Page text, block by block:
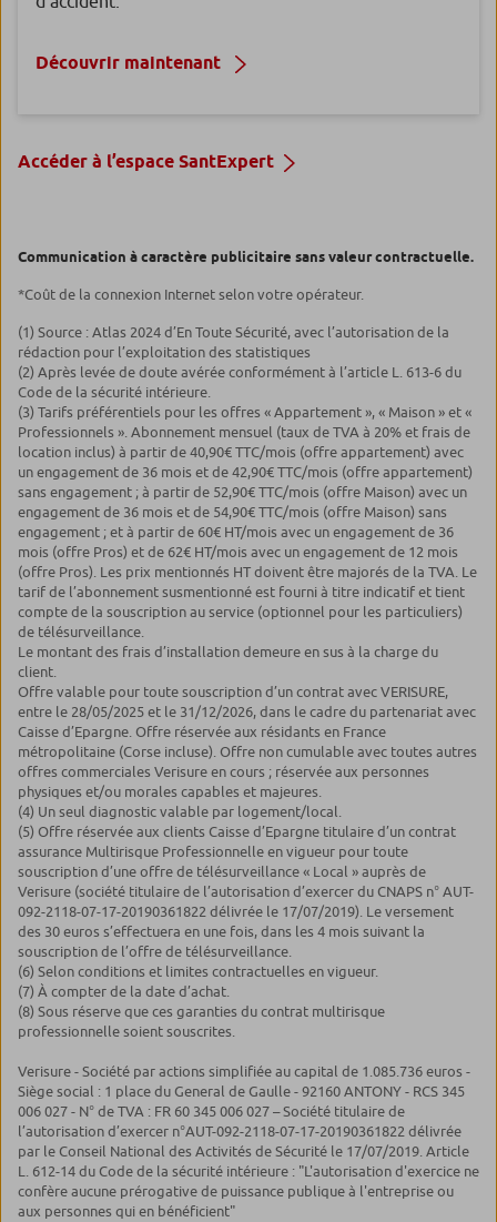
Découvrir maintenant
Accéder à l’espace SantExpert
Communication à caractère publicitaire sans valeur contractuelle.
*Coût de la connexion Internet selon votre opérateur.
(1) Source : Atlas 2024 d’En Toute Sécurité, avec l’autorisation de la
rédaction pour l’exploitation des statistiques
(2) Après levée de doute avérée conformément à l’article L. 613-6 du
Code de la sécurité intérieure.
(3) Tarifs préférentiels pour les offres « Appartement », « Maison » et «
Professionnels ». Abonnement mensuel (taux de TVA à 20% et frais de
location inclus) à partir de 40,90€ TTC/mois (offre appartement) avec
un engagement de 36 mois et de 42,90€ TTC/mois (offre appartement)
sans engagement ; à partir de 52,90€ TTC/mois (offre Maison) avec un
engagement de 36 mois et de 54,90€ TTC/mois (offre Maison) sans
engagement ; et à partir de 60€ HT/mois avec un engagement de 36
mois (offre Pros) et de 62€ HT/mois avec un engagement de 12 mois
(offre Pros). Les prix mentionnés HT doivent être majorés de la TVA. Le
tarif de l’abonnement susmentionné est fourni à titre indicatif et tient
compte de la souscription au service (optionnel pour les particuliers)
de télésurveillance.
Le montant des frais d’installation demeure en sus à la charge du
client.
Offre valable pour toute souscription d’un contrat avec VERISURE,
entre le 28/05/2025 et le 31/12/2026, dans le cadre du partenariat avec
Caisse d’Epargne. Offre réservée aux résidants en France
métropolitaine (Corse incluse). Offre non cumulable avec toutes autres
offres commerciales Verisure en cours ; réservée aux personnes
physiques et/ou morales capables et majeures.
(4) Un seul diagnostic valable par logement/local.
(5) Offre réservée aux clients Caisse d’Epargne titulaire d’un contrat
assurance Multirisque Professionnelle en vigueur pour toute
souscription d’une offre de télésurveillance « Local » auprès de
Verisure (société titulaire de l’autorisation d’exercer du CNAPS n° AUT-
092-2118-07-17-20190361822 délivrée le 17/07/2019). Le versement
des 30 euros s’effectuera en une fois, dans les 4 mois suivant la
souscription de l’offre de télésurveillance.
(6) Selon conditions et limites contractuelles en vigueur.
(7) À compter de la date d’achat.
(8) Sous réserve que ces garanties du contrat multirisque
professionnelle soient souscrites.
Verisure - Société par actions simplifiée au capital de 1.085.736 euros -
Siège social : 1 place du General de Gaulle - 92160 ANTONY - RCS 345
006 027 - N° de TVA : FR 60 345 006 027 – Société titulaire de
l’autorisation d’exercer n°AUT-092-2118-07-17-20190361822 délivrée
par le Conseil National des Activités de Sécurité le 17/07/2019. Article
L. 612-14 du Code de la sécurité intérieure : "L'autorisation d'exercice ne
confère aucune prérogative de puissance publique à l'entreprise ou
aux personnes qui en bénéficient"